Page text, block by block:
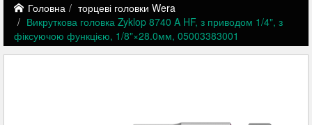
Головна
торцеві головки Wera
Викруткова головка Zyklop 8740 A HF, з приводом 1/4", з
фіксуючою функцією, 1/8"×28.0мм, 05003383001